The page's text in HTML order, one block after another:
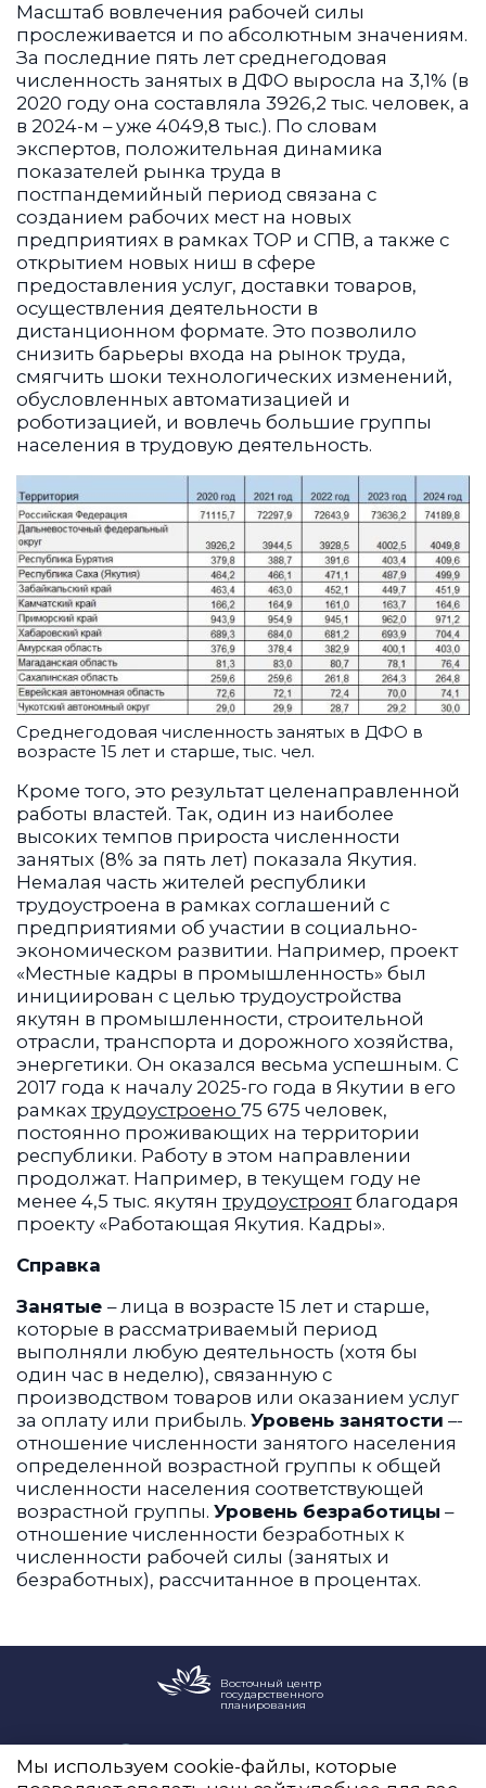
Масштаб вовлечения рабочей силы
прослеживается и по абсолютным значениям.
За последние пять лет среднегодовая
численность занятых в ДФО выросла на 3,1% (в
2020 году она составляла 3926,2 тыс. человек, а
в 2024-м – уже 4049,8 тыс.). По словам
экспертов, положительная динамика
показателей рынка труда в
постпандемийный период связана с
созданием рабочих мест на новых
предприятиях в рамках ТОР и СПВ, а также с
открытием новых ниш в сфере
предоставления услуг, доставки товаров,
осуществления деятельности в
дистанционном формате. Это позволило
снизить барьеры входа на рынок труда,
смягчить шоки технологических изменений,
обусловленных автоматизацией и
роботизацией, и вовлечь большие группы
населения в трудовую деятельность.
Среднегодовая численность занятых в ДФО в
возрасте 15 лет и старше, тыс. чел.
Кроме того, это результат целенаправленной
работы властей. Так, один из наиболее
высоких темпов прироста численности
занятых (8% за пять лет) показала Якутия.
Немалая часть жителей республики
трудоустроена в рамках соглашений с
предприятиями об участии в социально-
экономическом развитии. Например, проект
«Местные кадры в промышленность» был
инициирован с целью трудоустройства
якутян в промышленности, строительной
отрасли, транспорта и дорожного хозяйства,
энергетики. Он оказался весьма успешным. С
2017 года к началу 2025-го года в Якутии в его
рамках трудоустроено 75 675 человек,
постоянно проживающих на территории
республики. Работу в этом направлении
продолжат. Например, в текущем году не
менее 4,5 тыс. якутян трудоустроятблагодаря
проекту «Работающая Якутия. Кадры».
Справка
Занятые – лица в возрасте 15 лет и старше,
которые в рассматриваемый период
выполняли любую деятельность (хотя бы
один час в неделю), связанную с
производством товаров или оказанием услуг
за оплату или прибыль. Уровень занятости –­
отношение численности занятого населения
определенной возрастной группы к общей
численности населения соответствующей
возрастной группы. Уровень безработицы –
отношение численности безработных к
численности рабочей силы (занятых и
безработных), рассчитанное в процентах.
Восточный центр
государственного
планирования
info@vostokgosplan.ru
Мы используем cookie-файлы, которые